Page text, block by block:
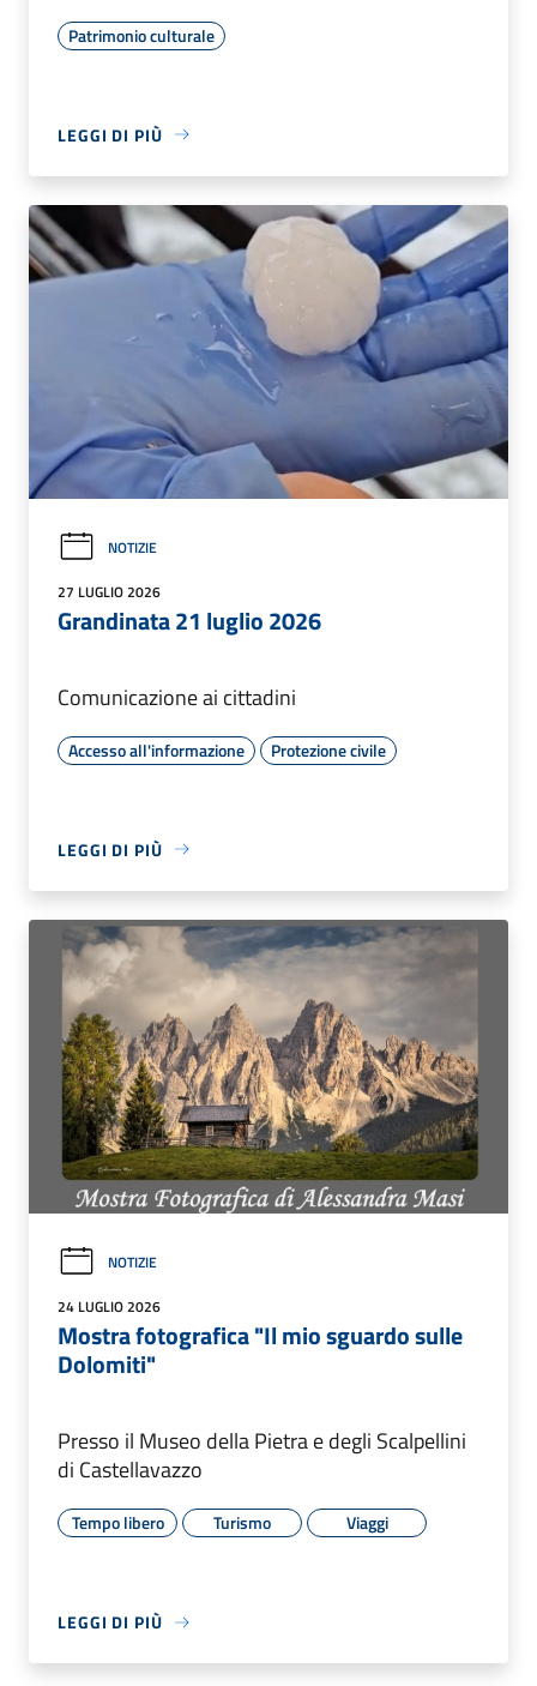
Patrimonio culturale
LEGGI DI PIÙ
NOTIZIE
27 LUGLIO 2026
Grandinata 21 luglio 2026
Comunicazione ai cittadini
Accesso all'informazione Protezione civile
LEGGI DI PIÙ
NOTIZIE
24 LUGLIO 2026
Mostra fotografica "Il mio sguardo sulle
Dolomiti"
Presso il Museo della Pietra e degli Scalpellini
di Castellavazzo
Tempo libero Turismo Viaggi
LEGGI DI PIÙ